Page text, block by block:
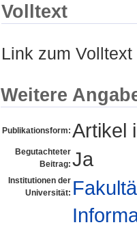
Volltext
Link zum
Weitere
Publikationsform: Artikel
Begutachteter
Beitrag: Ja
Institutionen der
Universität: